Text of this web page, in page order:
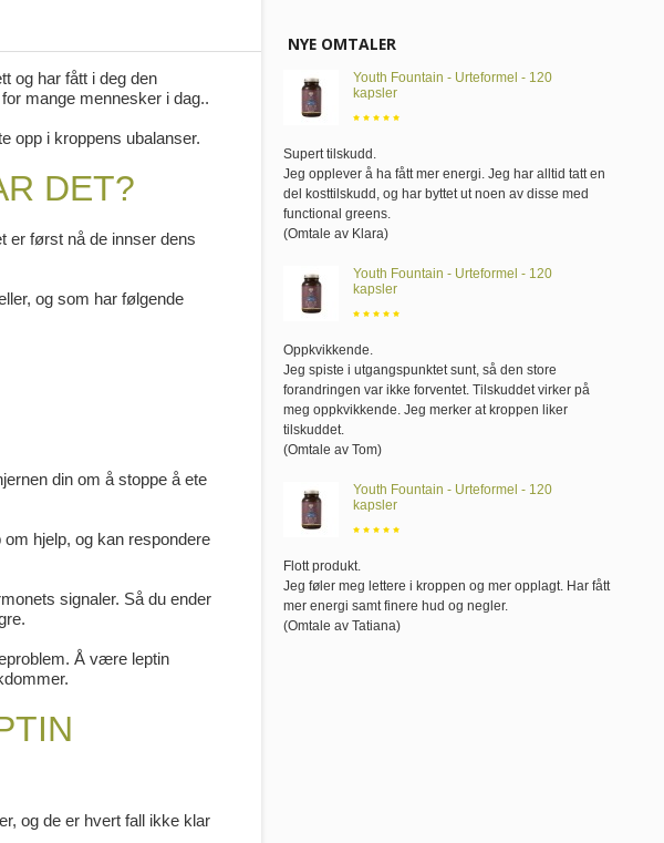
og har fått i deg den
mange mennesker i dag..
opp i kroppens ubalanser.
DET?
er først nå de innser dens
og som har følgende
din om å stoppe å ete
hjelp, og kan respondere
signaler. Så du ender
Å være leptin
og de er hvert fall ikke klar
NYE OMTALER
Youth Fountain - Urteformel - 120
kapsler
Supert tilskudd .
Jeg opplever å ha fått mer energi. Jeg har alltid tatt en
del kosttilskudd, og har byttet ut noen av disse med
functional greens.
(Omtale av Klara)
Youth Fountain - Urteformel - 120
kapsler
Oppkvikkende.
Jeg spiste i utgangspunktet sunt, så den store
forandringen var ikke forventet. Tilskuddet virker på
meg oppkvikkende. Jeg merker at kroppen liker
tilskuddet.
(Omtale av Tom)
Youth Fountain - Urteformel - 120
kapsler
Flott produkt.
Jeg føler meg lettere i kroppen og mer opplagt. Har fått
mer energi samt finere hud og negler.
(Omtale av Tatiana)